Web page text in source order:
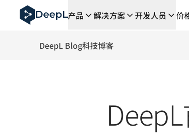
DeepL 人工智能智能体
DeepL Translation Flow：针对关键应用场景和
How we brought Swiss German to DeepL
了解 Translation Flow：面向所有需要此类服
Building an instantly accessible voice demo
产品 解决方案 开发人员 价
DeepL Blog科技博客